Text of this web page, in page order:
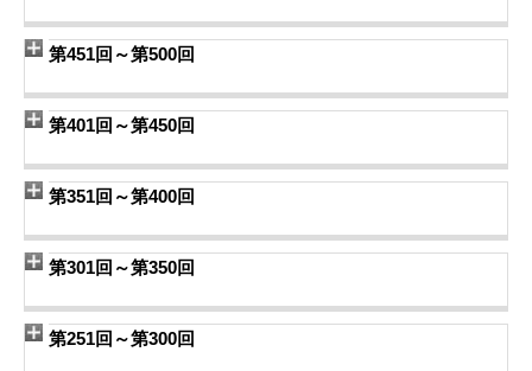
第451回～第500回
第401回～第450回
第351回～第400回
第301回～第350回
第251回～第300回